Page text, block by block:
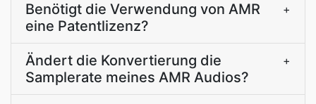
Benötigt die Verwendung von AMR
eine Patentlizenz?
+
Ändert die Konvertierung die
Samplerate meines AMR Audios?
+